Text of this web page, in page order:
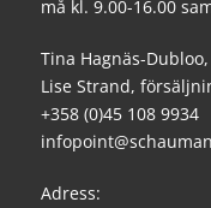
må kl. 9.00-16.00
Tina Hagnäs-
Lise Strand,
+358 (0)45 108 9934
Adress: